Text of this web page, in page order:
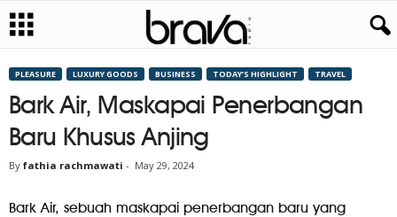
PLEASURE LUXURY GOODS BUSINESS TODAY’S HIGHLIGHT TRAVEL
Bark Air, Maskapai Penerbangan
Baru Khusus Anjing
By fathia rachmawati - May 29, 2024
Bark Air, sebuah maskapai penerbangan baru yang